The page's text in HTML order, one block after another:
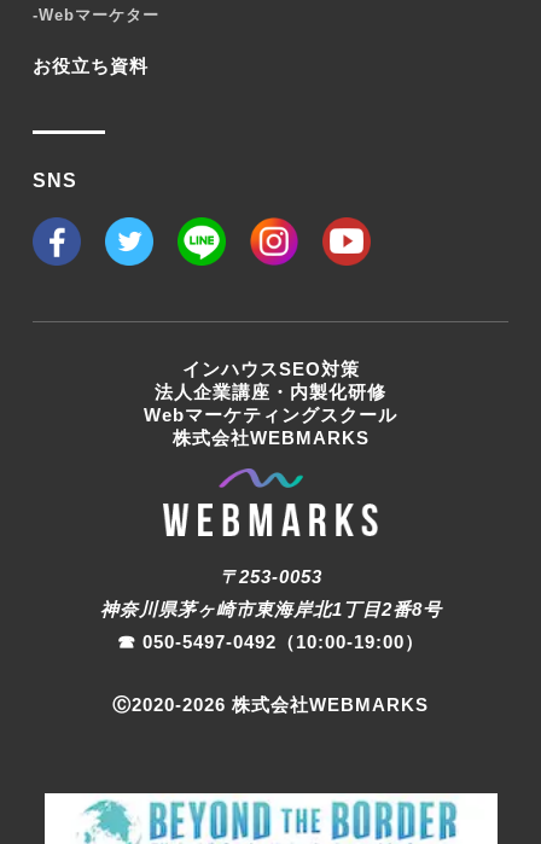
-Webマーケター
お役立ち資料
SNS
インハウスSEO対策
法人企業講座・内製化研修
Webマーケティングスクール
株式会社WEBMARKS
〒253-0053
神奈川県茅ヶ崎市東海岸北1丁目2番8号
☎︎ 050-5497-0492 （10:00-19:00）
Ⓒ2020-2026 株式会社WEBMARKS